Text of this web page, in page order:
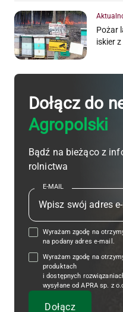
Pożar
iskier
Dołącz do
Agropolski
Bądź na bieżąco z
rolnictwa
E-MAIL
Wyrażam zgodę na
na podany adres e-mail.
Wyrażam zgodę na
produktach
i dostępnych
wysyłane od APRA sp. z